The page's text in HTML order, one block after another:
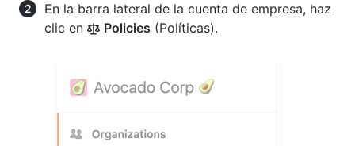
En la barra lateral de la cuenta de empresa, haz
clic en
Policies (Políticas).